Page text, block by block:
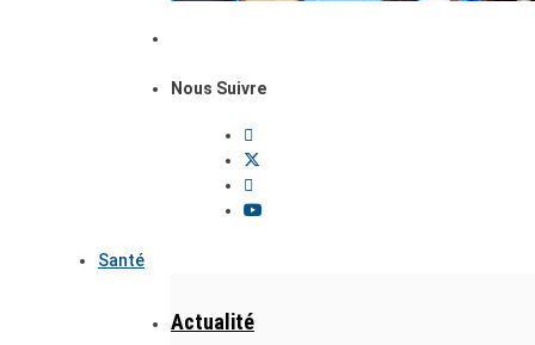
Nous Suivre
Santé
Actualité